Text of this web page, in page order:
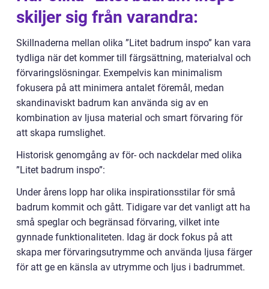
skiljer sig från varandra:
Skillnaderna mellan olika ”Litet badrum inspo” kan vara
tydliga när det kommer till färgsättning, materialval och
förvaringslösningar. Exempelvis kan minimalism
fokusera på att minimera antalet föremål, medan
skandinaviskt badrum kan använda sig av en
kombination av ljusa material och smart förvaring för
att skapa rumslighet.
Historisk genomgång av för- och nackdelar med olika
”Litet badrum inspo”:
Under årens lopp har olika inspirationsstilar för små
badrum kommit och gått. Tidigare var det vanligt att ha
små speglar och begränsad förvaring, vilket inte
gynnade funktionaliteten. Idag är dock fokus på att
skapa mer förvaringsutrymme och använda ljusa färger
för att ge en känsla av utrymme och ljus i badrummet.